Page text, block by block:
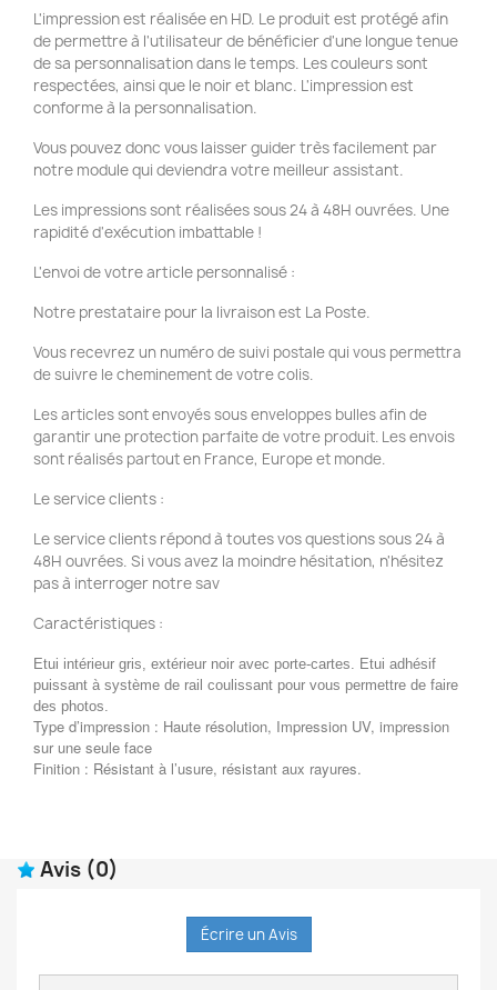
L'impression est réalisée en HD. Le produit est protégé afin
de permettre à l'utilisateur de bénéficier d'une longue tenue
de sa personnalisation dans le temps. Les couleurs sont
respectées, ainsi que le noir et blanc. L'impression est
conforme à la personnalisation.
Vous pouvez donc vous laisser guider très facilement par
notre module qui deviendra votre meilleur assistant.
Les impressions sont réalisées sous 24 à 48H ouvrées. Une
rapidité d'exécution imbattable !
L'envoi de votre article personnalisé :
Notre prestataire pour la livraison est La Poste.
Vous recevrez un numéro de suivi postale qui vous permettra
de suivre le cheminement de votre colis.
Les articles sont envoyés sous enveloppes bulles afin de
garantir une protection parfaite de votre produit. Les envois
sont réalisés partout en France, Europe et monde.
Le service clients :
Le service clients répond à toutes vos questions sous 24 à
48H ouvrées. Si vous avez la moindre hésitation, n'hésitez
pas à interroger notre sav
Caractéristiques :
Etui intérieur gris, extérieur noir avec porte-cartes. Etui adhésif
puissant à système de rail coulissant pour vous permettre de faire
des photos.
Type d’impression : Haute résolution, Impression UV, impression
sur une seule face
Finition : Résistant à l’usure, résistant aux rayures.
Avis (0)
Écrire un Avis